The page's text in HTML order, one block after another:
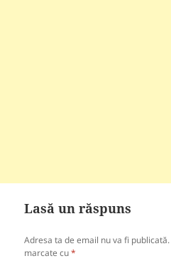
Lasă un răspuns
Adresa ta de email nu va fi publicată.
marcate cu*